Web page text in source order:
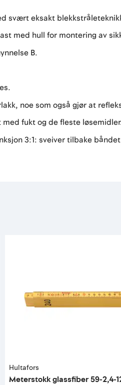
svært eksakt
med hull for montering av
B.
noe som også gjør at
fukt og de fleste
3:1: sveiver tilbake
Hultafors
Meterstokk glassfiber 59-2,4-